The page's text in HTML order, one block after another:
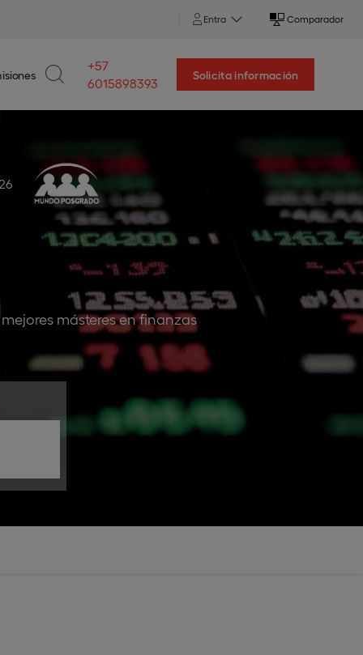
Entra Comparador
+57
6015898393
Solicita información
másteres en finanzas